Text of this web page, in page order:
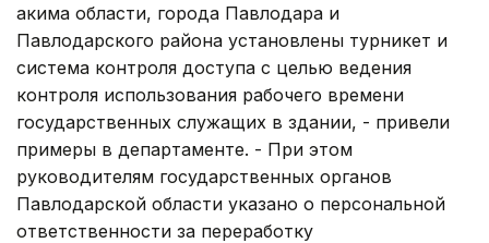
акима области, города Павлодара и
Павлодарского района установлены турникет и
система контроля доступа с целью ведения
контроля использования рабочего времени
государственных служащих в здании, - привели
примеры в департаменте. - При этом
руководителям государственных органов
Павлодарской области указано о персональной
ответственности за переработку